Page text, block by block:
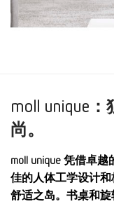
moll unique
尚。
moll unique 凭借卓
佳的人体工学设计
舒适之岛。书桌和